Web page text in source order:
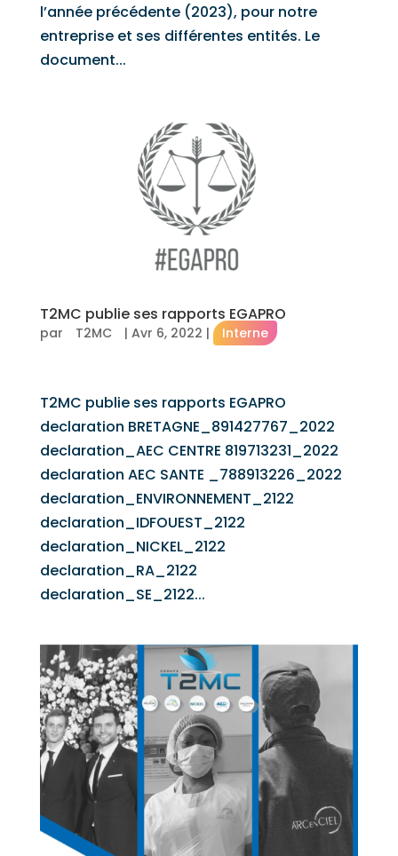
l’année précédente (2023), pour notre
entreprise et ses différentes entités. Le
document...
T2MC publie ses rapports EGAPRO
par T2MC | Avr 6, 2022 | Interne
T2MC publie ses rapports EGAPRO
declaration BRETAGNE_891427767_2022
declaration_AEC CENTRE 819713231_2022
declaration AEC SANTE _788913226_2022
declaration_ENVIRONNEMENT_2122
declaration_IDFOUEST_2122
declaration_NICKEL_2122
declaration_RA_2122
declaration_SE_2122...